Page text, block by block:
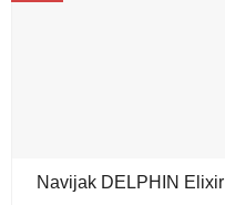
Navijak DELPHIN Elixir